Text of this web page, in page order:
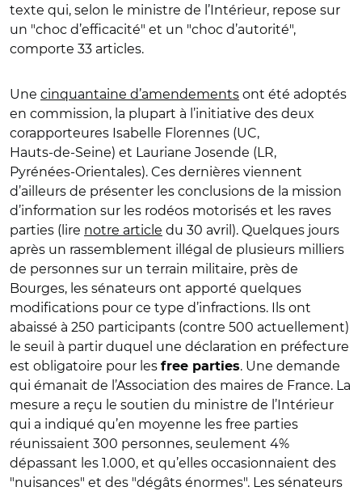
texte qui, selon le ministre de l’Intérieur, repose sur
un "choc d’efficacité" et un "choc d’autorité",
comporte 33 articles.
Une cinquantaine d’amendements ont été adoptés
en commission, la plupart à l’initiative des deux
corapporteures Isabelle Florennes (UC,
Hauts‑de‑Seine) et Lauriane Josende (LR,
Pyrénées‑Orientales). Ces dernières viennent
d’ailleurs de présenter les conclusions de la mission
d’information sur les rodéos motorisés et les raves
parties (lire notre article du 30 avril). Quelques jours
après un rassemblement illégal de plusieurs milliers
de personnes sur un terrain militaire, près de
Bourges, les sénateurs ont apporté quelques
modifications pour ce type d’infractions. Ils ont
abaissé à 250 participants (contre 500 actuellement)
le seuil à partir duquel une déclaration en préfecture
est obligatoire pour les free parties. Une demande
qui émanait de l’Association des maires de France. La
mesure a reçu le soutien du ministre de l’Intérieur
qui a indiqué qu’en moyenne les free parties
réunissaient 300 personnes, seulement 4%
dépassant les 1.000, et qu’elles occasionnaient des
"nuisances" et des "dégâts énormes". Les sénateurs